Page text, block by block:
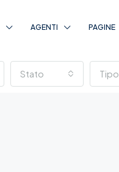
AGENTI PAGINE
Stato Tipo